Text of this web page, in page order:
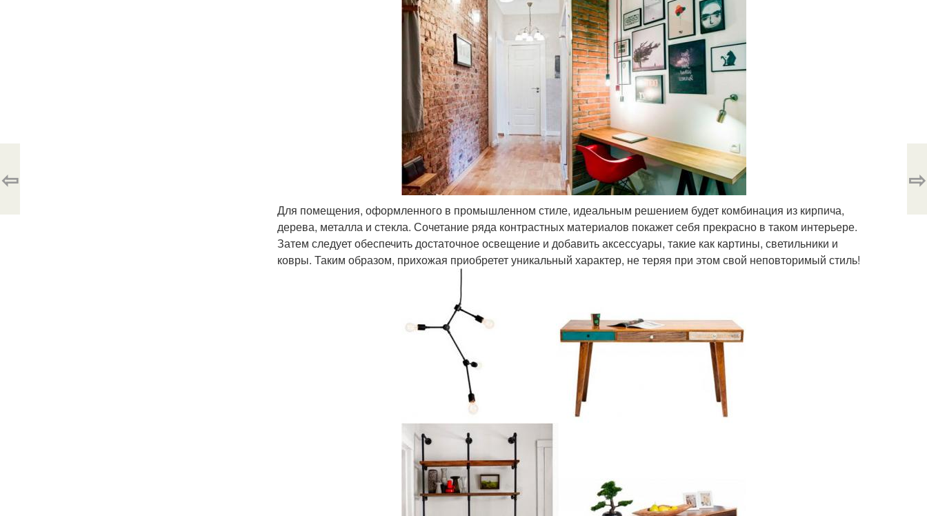
Для помещения, оформленного в промышленном стиле, идеальным решением будет комбинация из кирпича,
дерева, металла и стекла. Сочетание ряда контрастных материалов покажет себя прекрасно в таком интерьере.
Затем следует обеспечить достаточное освещение и добавить аксессуары, такие как картины, светильники и
ковры. Таким образом, прихожая приобретет уникальный характер, не теряя при этом свой неповторимый стиль!
⇦ ⇨